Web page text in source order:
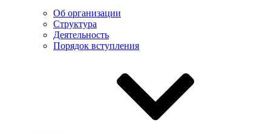
Об организации
Структура
Деятельность
Порядок вступления